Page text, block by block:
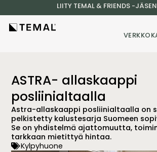
LIITY TEMAL & FRIENDS -
ASTRA- allaskaappi
posliinialtaalla
Astra-allaskaappi posliinialtaalla on
pelkistetty kalustesarja Suomeen
Se on yhdistelmä ajattomuutta,
tarkkaan mietittyä hintaa.
Kylpyhuone